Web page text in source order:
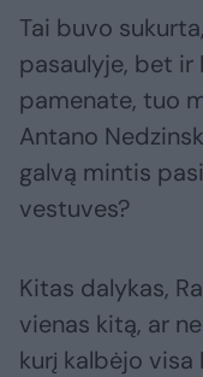
Tai buvo
pasaulyje, bet ir
pamenate, tuo
Antano
galvą mintis
vestuves?
Kitas dalykas,
vienas kitą, ar
kurį kalbėjo visa